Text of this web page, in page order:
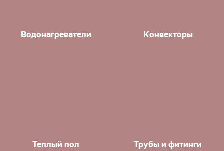
Водонагреватели Конвекторы
Теплый пол Трубы и фитинги